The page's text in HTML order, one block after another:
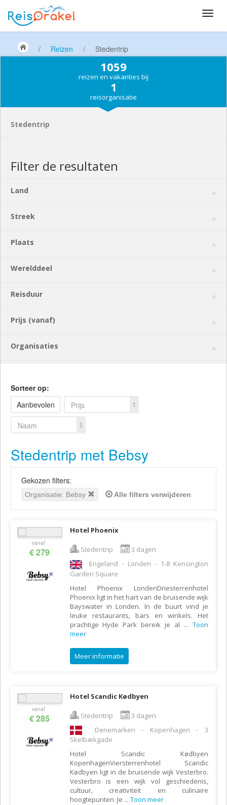
/ Reizen / Stedentrip
1059
reizen en vakanties bij
1
reisorganisatie
Stedentrip
Filter de resultaten
Land
Streek
Plaats
Werelddeel
Reisduur
Prijs (vanaf)
Organisaties
Sorteer op:
Aanbevolen
Prijs
Naam
Stedentrip met Bebsy
Gekozen filters:
Organisatie: Bebsy Alle filters verwijderen
vanaf
€ 279
Hotel Phoenix
Stedentrip
3 dagen
Engeland - Londen - 1-8 Kensington
Garden Square
Hotel Phoenix LondenDriesterrenhotel
Phoenix ligt in het hart van de bruisende wijk
Bayswater in Londen. In de buurt vind je
leuke restaurants, bars en winkels. Het
prachtige Hyde Park bereik je al ... Toon
meer
Meer informatie
vanaf
€ 285
Hotel Scandic Kødbyen
Stedentrip
3 dagen
Denemarken - Kopenhagen - 3
Skelbækgade
Hotel Scandic Kødbyen
KopenhagenViersterrenhotel Scandic
Kødbyen ligt in de bruisende wijk Vesterbro.
Vesterbro is een wijk vol geschiedenis,
cultuur, creativiteit en culinaire
hoogtepunten. Je ... Toon meer